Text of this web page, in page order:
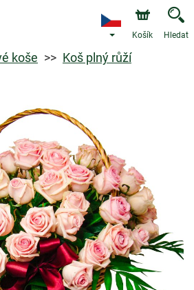
Košík Hledat
koše Koš plný růží